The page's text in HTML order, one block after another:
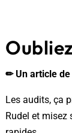
✏ Un article de
Les audits, ça
Rudel et misez